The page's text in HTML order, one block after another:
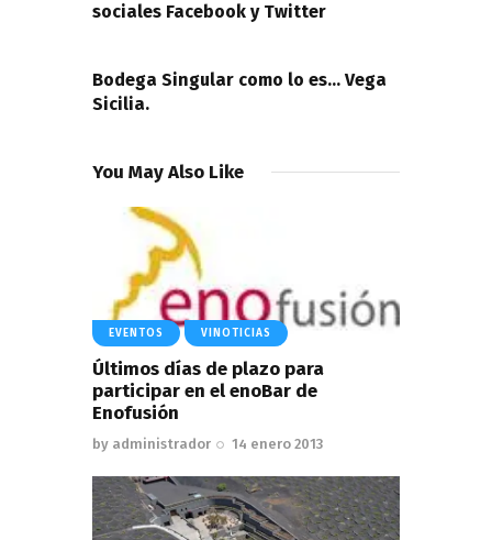
sociales Facebook y Twitter
Bodega Singular como lo es… Vega
Sicilia.
You May Also Like
EVENTOS VINOTICIAS
Últimos días de plazo para
participar en el enoBar de
Enofusión
by administrador 14 enero 2013